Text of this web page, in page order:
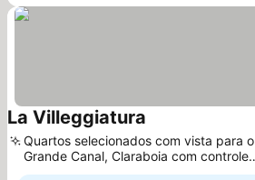
La Villeggiatura
Quartos selecionados com vista para o
Grande Canal, Claraboia com controle
remoto nos quartos